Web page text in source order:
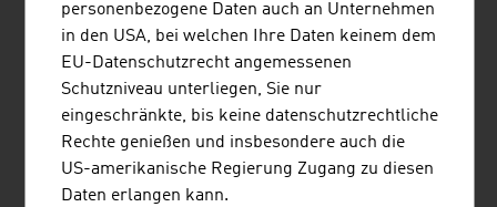
TECHNISCHE UNIVERSITÄT WIEN
Die TU Wien ist Österreichs größte Forschungs- und
Bildungsinstitution im natur- und
ingenieurwissenschaftlichen Bereich. Exzellente
grundlagen- und anwendungsorientierte Forschung,
hohe Ingenieurskompetenz und interdisziplinäre
personenbezogene Daten auch an Unternehmen
in den USA, bei welchen Ihre Daten keinem dem
EU-Datenschutzrecht angemessenen
Schutzniveau unterliegen, Sie nur
eingeschränkte, bis keine datenschutzrechtliche
Rechte genießen und insbesondere auch die
US-amerikanische Regierung Zugang zu diesen
Daten erlangen kann.